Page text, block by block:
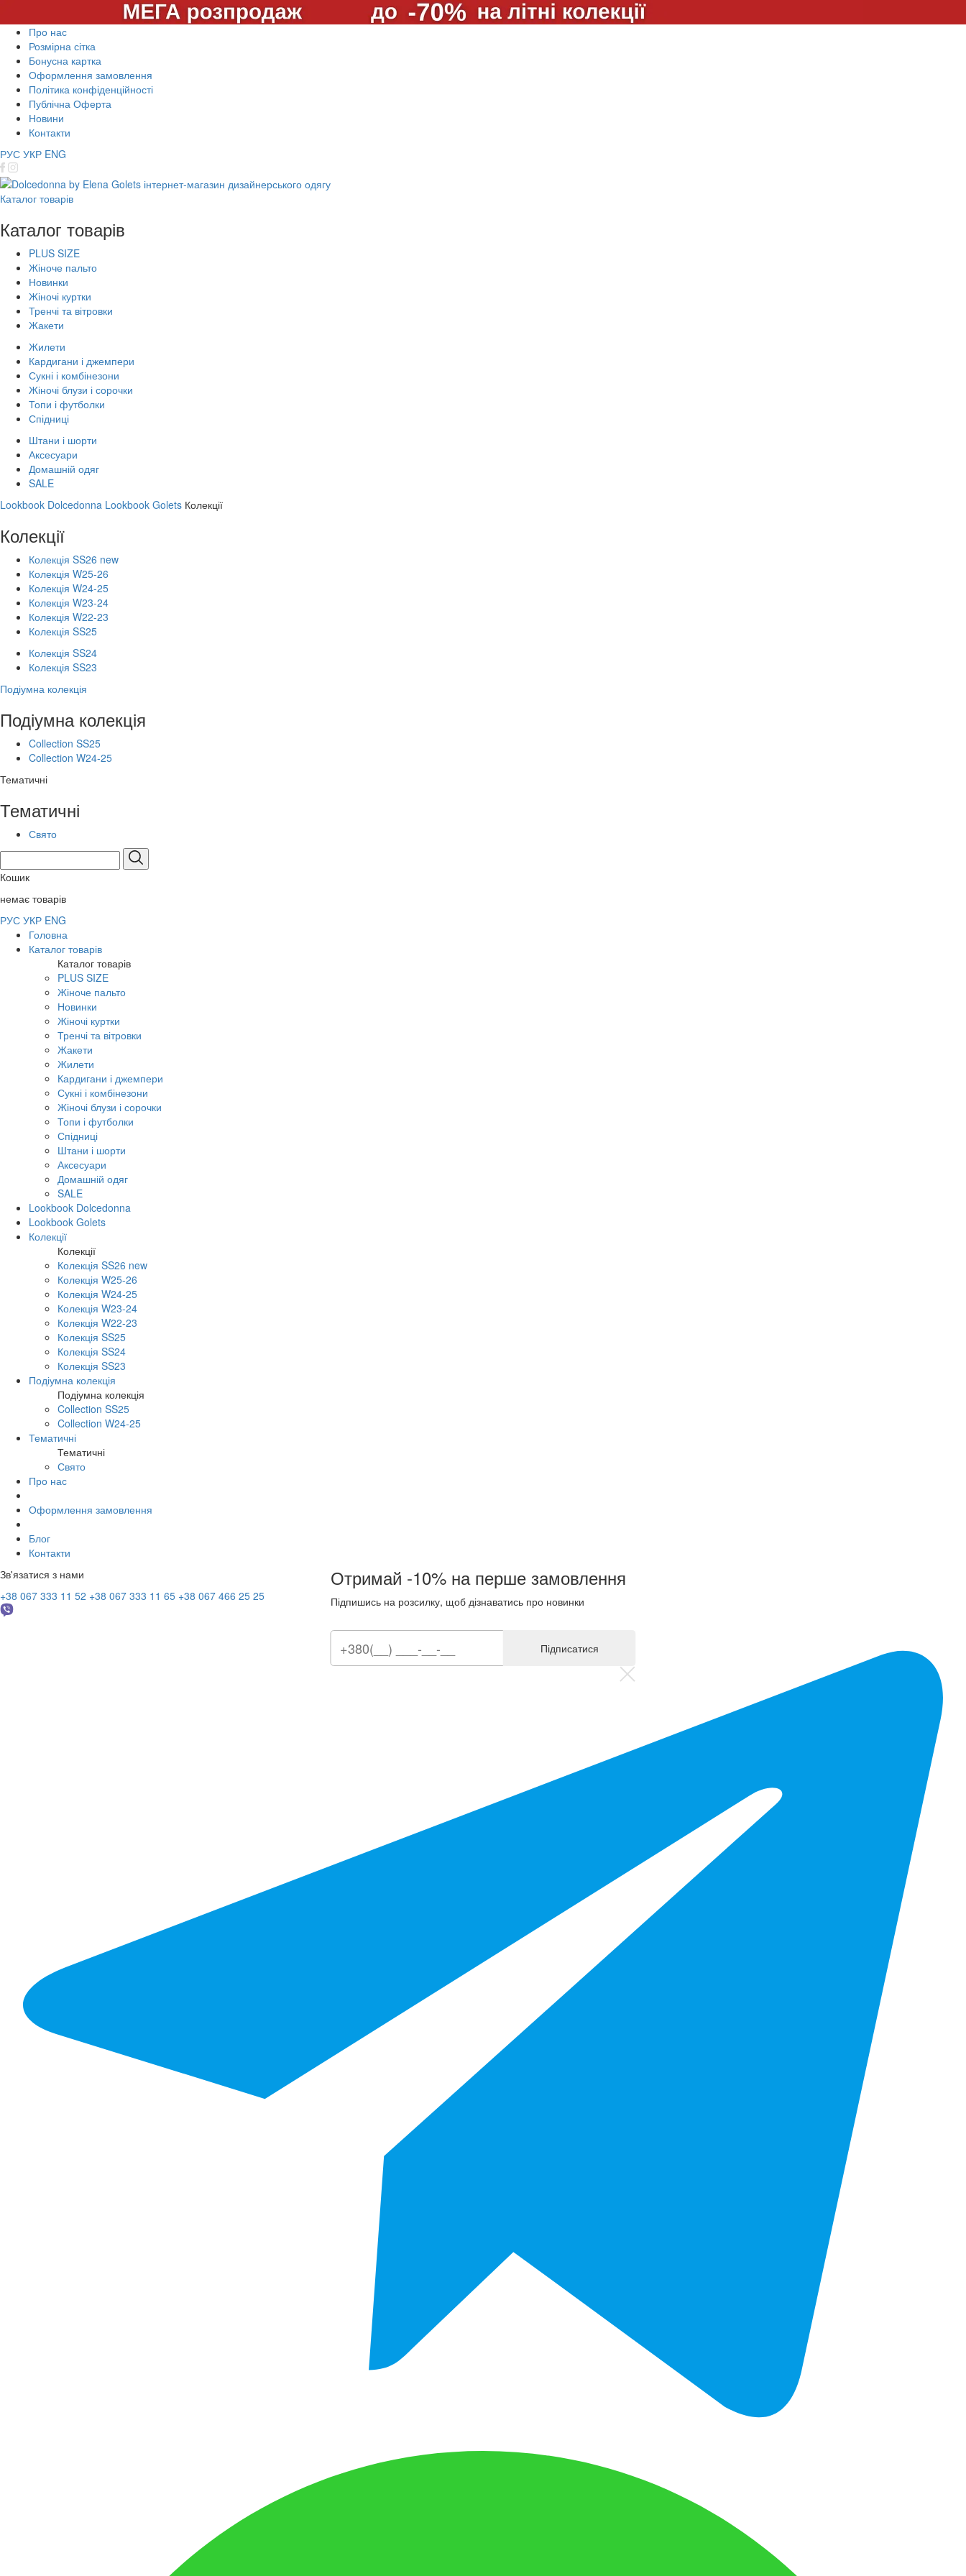
Про нас
Розмірна сітка
Бонусна картка
Оформлення замовлення
Політика конфіденційності
Публічна Оферта
Новини
Контакти
РУС УКР ENG
Каталог товарів
Каталог товарів
PLUS SIZE
Жіноче пальто
Новинки
Жіночі куртки
Тренчі та вітровки
Жакети
Жилети
Кардигани і джемпери
Сукні і комбінезони
Жіночі блузи і сорочки
Топи і футболки
Спідниці
Штани і шорти
Аксесуари
Домашній одяг
SALE
Lookbook Dolcedonna Lookbook Golets Колекції
Колекції
Колекція SS26 new
Колекція W25-26
Колекція W24-25
Колекція W23-24
Колекція W22-23
Колекція SS25
Колекція SS24
Колекція SS23
Подіумна колекція
Подіумна колекція
Collection SS25
Collection W24-25
Тематичні
Тематичні
Свято
Кошик
немає товарів
РУС УКР ENG
Головна
Каталог товарів
Каталог товарів
PLUS SIZE
Жіноче пальто
Новинки
Жіночі куртки
Тренчі та вітровки
Жакети
Жилети
Кардигани і джемпери
Сукні і комбінезони
Жіночі блузи і сорочки
Топи і футболки
Спідниці
Штани і шорти
Аксесуари
Домашній одяг
SALE
Lookbook Dolcedonna
Lookbook Golets
Колекції
Колекції
Колекція SS26 new
Колекція W25-26
Колекція W24-25
Колекція W23-24
Колекція W22-23
Колекція SS25
Колекція SS24
Колекція SS23
Подіумна колекція
Подіумна колекція
Collection SS25
Collection W24-25
Тематичні
Тематичні
Свято
Про нас
Оформлення замовлення
Блог
Контакти
Зв'язатися з нами
+38 067 333 11 52 +38 067 333 11 65 +38 067 466 25 25
Отримай -10% на перше замовлення
Підпишись на розсилку, щоб дізнаватись про новинки
Підписатися